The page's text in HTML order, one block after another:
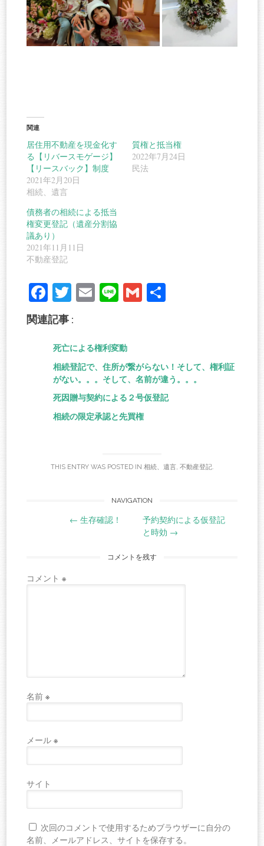
関連
居住用不動産を現金化す
る【リバースモゲージ】
【リースバック】制度
2021年2月20日
相続、遺言
質権と抵当権
2022年7月24日
民法
債務者の相続による抵当
権変更登記（遺産分割協
議あり）
2021年11月11日
不動産登記
Fa
ce
bo
ok
T
wi
tte
r
E Li G
関連記事 :
死亡による権利変動
相続登記で、住所が繋がらない！そして、権利証
がない。。。そして、名前が違う。。。
死因贈与契約による２号仮登記
相続の限定承認と先買権
THIS ENTRY WAS POSTED IN 相続、遺言, 不動産登記.
NAVIGATION
← 生存確認！
予約契約による仮登記
と時効 →
コメントを残す
コメント※
名前※
メール※
サイト
次回のコメントで使用するためブラウザーに自分の
名前、メールアドレス、サイトを保存する。